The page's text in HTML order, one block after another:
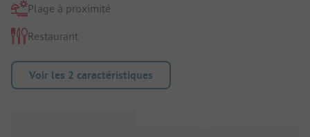
Plage à proximité
Restaurant
Voir les 2 caractéristiques